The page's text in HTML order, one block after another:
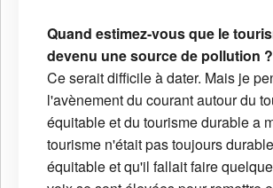
Quand estimez-vous que le
devenu une source de pollution ?
Ce serait difficile à dater. Mais je
l'avènement du courant autour du
équitable et du tourisme durable a
tourisme n'était pas toujours
équitable et qu'il fallait faire